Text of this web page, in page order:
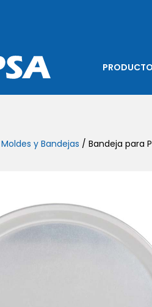
Moldes y Bandejas / Bandeja para